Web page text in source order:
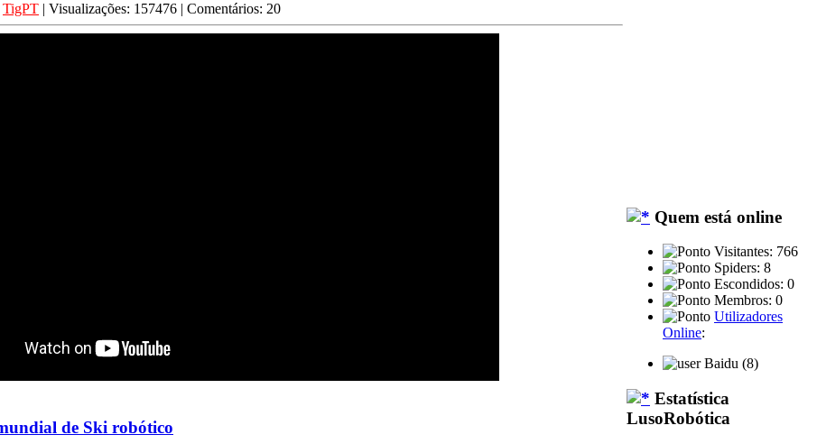
TigPT | Visualizações: 157476 | Comentários: 20
de Ski robótico
Quem está online
Visitantes: 766
Spiders: 8
Escondidos: 0
Membros: 0
Utilizadores
Online:
Baidu (8)
Estatística
LusoRobótica